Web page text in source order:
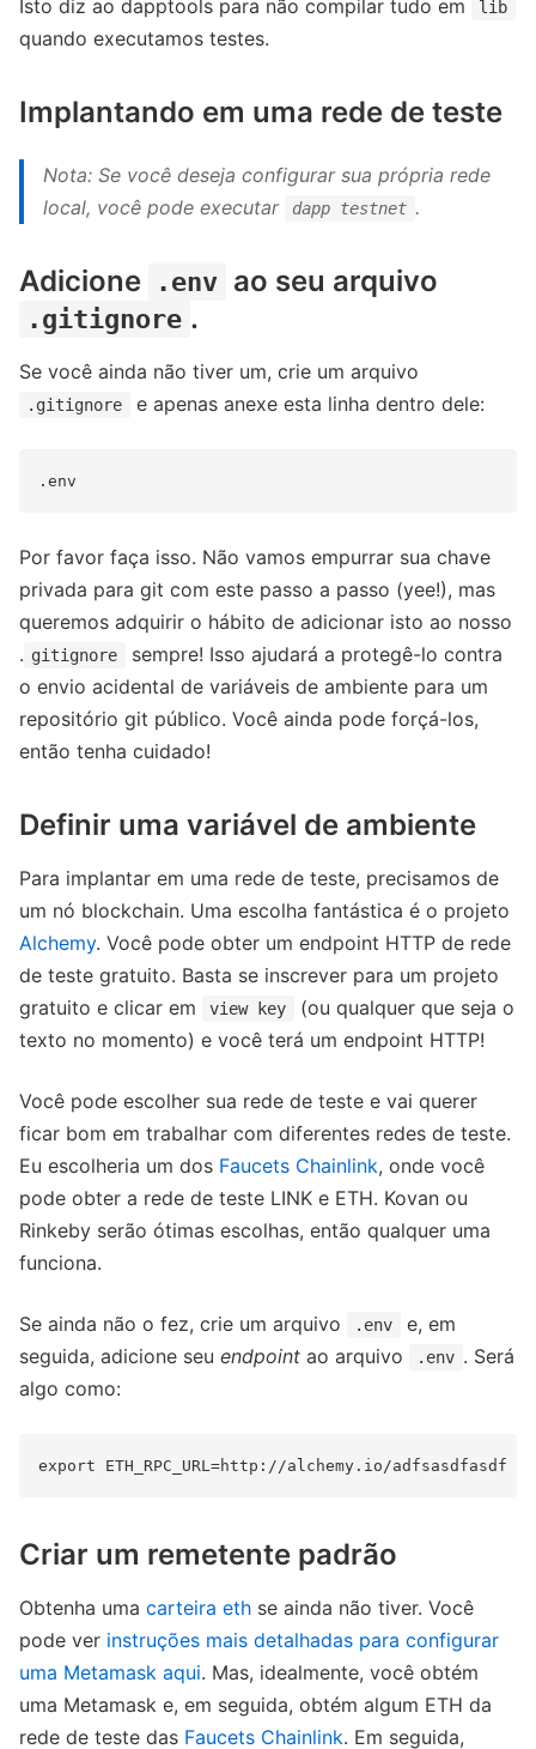
Isto diz ao dapptools para não compilar tudo em lib
quando executamos testes.
Implantando em uma rede de teste
Nota: Se você deseja configurar sua própria rede
local, você pode executar
dapp testnet .
Adicione .env ao seu arquivo
.gitignore .
Se você ainda não tiver um, crie um arquivo
.gitignore e apenas anexe esta linha dentro dele:
Por favor faça isso. Não vamos empurrar sua chave
privada para git com este passo a passo (yee!), mas
queremos adquirir o hábito de adicionar isto ao nosso
. gitignore
sempre! Isso ajudará a protegê-lo contra
o envio acidental de variáveis ​​de ambiente para um
repositório git público. Você ainda pode forçá-los,
então tenha cuidado!
Definir uma variável de ambiente
Para implantar em uma rede de teste, precisamos de
um nó blockchain. Uma escolha fantástica é o projeto
Alchemy. Você pode obter um endpoint HTTP de rede
de teste gratuito. Basta se inscrever para um projeto
gratuito e clicar em
view key
(ou qualquer que seja o
texto no momento) e você terá um endpoint HTTP!
Você pode escolher sua rede de teste e vai querer
ficar bom em trabalhar com diferentes redes de teste.
Eu escolheria um dos Faucets Chainlink, onde você
pode obter a rede de teste LINK e ETH. Kovan ou
Rinkeby serão ótimas escolhas, então qualquer uma
funciona.
Se ainda não o fez, crie um arquivo .env
e, em
seguida, adicione seu endpoint ao arquivo .env . Será
algo como:
Criar um remetente padrão
Obtenha uma carteira eth se ainda não tiver. Você
pode ver instruções mais detalhadas para configurar
uma Metamask aqui. Mas, idealmente, você obtém
uma Metamask e, em seguida, obtém algum ETH da
rede de teste das Faucets Chainlink. Em seguida,